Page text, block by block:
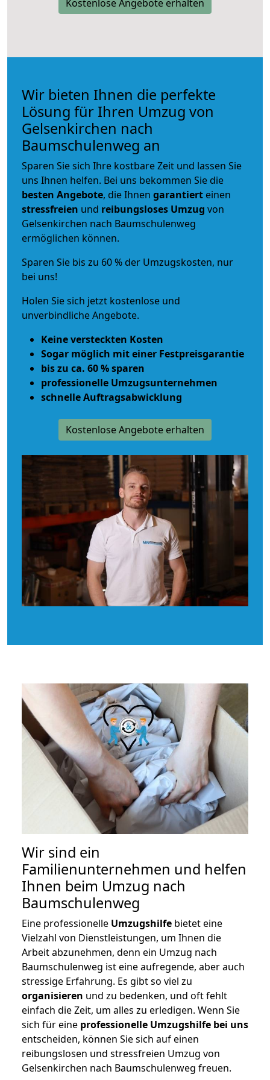
Kostenlose Angebote erhalten
Wir bieten Ihnen die perfekte
Lösung für Ihren Umzug von
Gelsenkirchen nach
Baumschulenweg an
Sparen Sie sich Ihre kostbare Zeit und lassen Sie
uns Ihnen helfen. Bei uns bekommen Sie die
besten Angebote, die Ihnen garantiert einen
stressfreien und reibungsloses Umzug von
Gelsenkirchen nach Baumschulenweg
ermöglichen können.
Sparen Sie bis zu 60 % der Umzugskosten, nur
bei uns!
Holen Sie sich jetzt kostenlose und
unverbindliche Angebote.
Keine versteckten Kosten
Sogar möglich mit einer Festpreisgarantie
bis zu ca. 60 % sparen
professionelle Umzugsunternehmen
schnelle Auftragsabwicklung
Kostenlose Angebote erhalten
Wir sind ein
Familienunternehmen und helfen
Ihnen beim Umzug nach
Baumschulenweg
Eine professionelle Umzugshilfe bietet eine
Vielzahl von Dienstleistungen, um Ihnen die
Arbeit abzunehmen, denn ein Umzug nach
Baumschulenweg ist eine aufregende, aber auch
stressige Erfahrung. Es gibt so viel zu
organisieren und zu bedenken, und oft fehlt
einfach die Zeit, um alles zu erledigen. Wenn Sie
sich für eine professionelle Umzugshilfe bei uns
entscheiden, können Sie sich auf einen
reibungslosen und stressfreien Umzug von
Gelsenkirchen nach Baumschulenweg freuen.